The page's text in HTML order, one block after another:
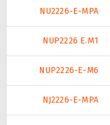
NU2226-E-MPA
NUP2226 E.M1
NUP2226-E-M6
NJ2226-E-MPA